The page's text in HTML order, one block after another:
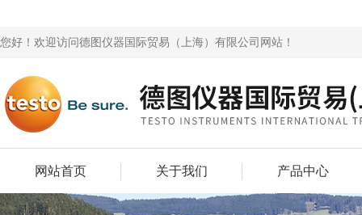
您好！欢迎访问德图仪器国际贸易（上海）有限公司网站！
网站首页 关于我们 产品中心